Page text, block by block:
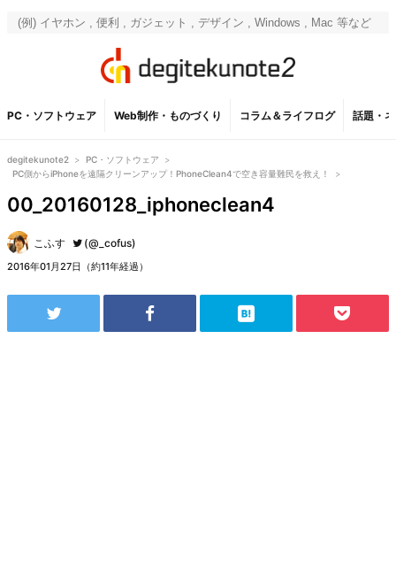
PC・ソフトウェア Web制作・ものづくり コラム＆ライフログ 話題・
degitekunote2 > PC・ソフトウェア
>
PC側からiPhoneを遠隔クリーンアップ！PhoneClean4で空き容量難民を救え！
>
00_20160128_iphoneclean4
こふす (@_cofus)
2016年01月27日（約11年経過）